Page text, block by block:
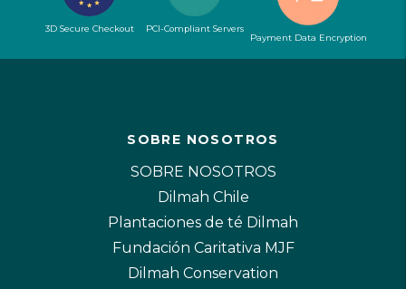
3D Secure Checkout
PCI-Compliant Servers
Payment Data Encryption
SOBRE NOSOTROS
SOBRE NOSOTROS
Dilmah Chile
Plantaciones de té Dilmah
Fundación Caritativa MJF
Dilmah Conservation